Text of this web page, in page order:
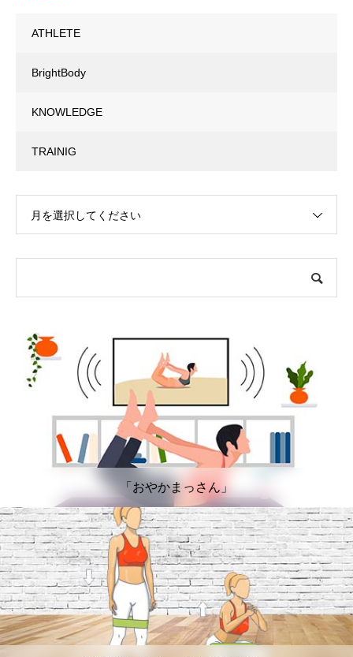
ATHLETE
BrightBody
KNOWLEDGE
TRAINIG
月を選択してください
「おやかまっさん」